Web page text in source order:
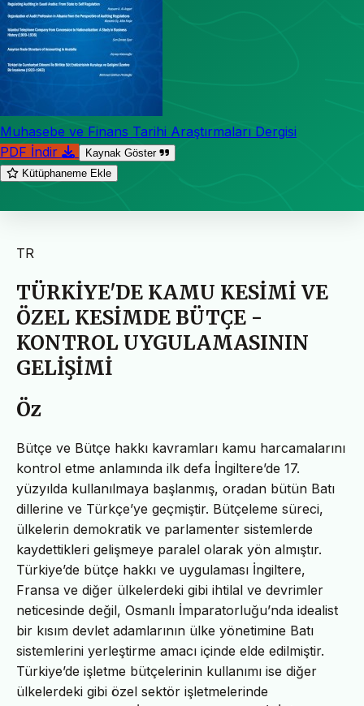
Muhasebe ve Finans Tarihi Araştırmaları Dergisi
PDF İndir
Kaynak Göster
Kütüphaneme Ekle
TR
TÜRKİYE'DE KAMU KESİMİ VE
ÖZEL KESİMDE BÜTÇE -
KONTROL UYGULAMASININ
GELİŞİMİ
Öz
Bütçe ve Bütçe hakkı kavramları kamu harcamalarını
kontrol etme anlamında ilk defa İngiltere’de 17.
yüzyılda kullanılmaya başlanmış, oradan bütün Batı
dillerine ve Türkçe’ye geçmiştir. Bütçeleme süreci,
ülkelerin demokratik ve parlamenter sistemlerde
kaydettikleri gelişmeye paralel olarak yön almıştır.
Türkiye’de bütçe hakkı ve uygulaması İngiltere,
Fransa ve diğer ülkelerdeki gibi ihtilal ve devrimler
neticesinde değil, Osmanlı İmparatorluğu’nda idealist
bir kısım devlet adamlarının ülke yönetimine Batı
sistemlerini yerleştirme amacı içinde elde edilmiştir.
Türkiye’de işletme bütçelerinin kullanımı ise diğer
ülkelerdeki gibi özel sektör işletmelerinde